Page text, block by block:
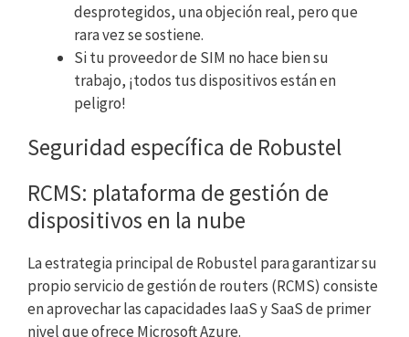
desprotegidos, una objeción real, pero que
rara vez se sostiene.
Si tu proveedor de SIM no hace bien su
trabajo, ¡todos tus dispositivos están en
peligro!
Seguridad específica de Robustel
RCMS: plataforma de gestión de
dispositivos en la nube
La estrategia principal de Robustel para garantizar su
propio servicio de gestión de routers (RCMS) consiste
en aprovechar las capacidades IaaS y SaaS de primer
nivel que ofrece Microsoft Azure.